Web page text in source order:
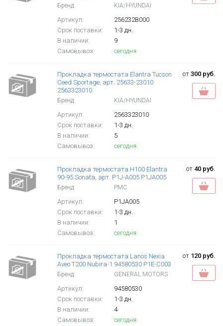
Бренд: KIA/HYUNDAI
Артикул:
256232B000
Срок поставки:
1-3 дн.
В наличии:
9
Самовывоз:
сегодня
Прокладка термостата Elantra Tucson
Ceed Sportage, арт. 25633-23010
2563323010
Бренд: KIA/HYUNDAI
Артикул:
2563323010
Срок поставки:
1-3 дн.
В наличии:
5
Самовывоз:
сегодня
от 300 руб.
Прокладка термостата H100 Elantra
90-95 Sonata, арт. P1J-A005 P1JA005
Бренд: PMC
Артикул:
P1JA005
Срок поставки:
1-3 дн.
В наличии:
1
Самовывоз:
сегодня
от 40 руб.
Прокладка термостата Lanos Nexia
Aveo T200 Nubira-1 94580530 P1E-C003
Бренд: GENERAL MOTORS
Артикул:
94580530
Срок поставки:
1-3 дн.
В наличии:
4
Самовывоз:
сегодня
от 120 руб.